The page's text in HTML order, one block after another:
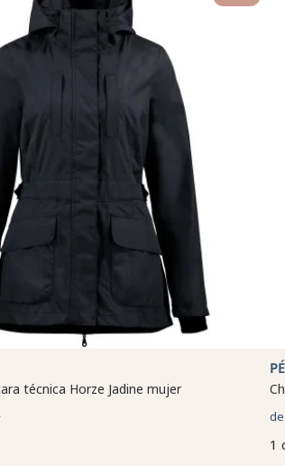
técnica Horze Jadine mujer
1